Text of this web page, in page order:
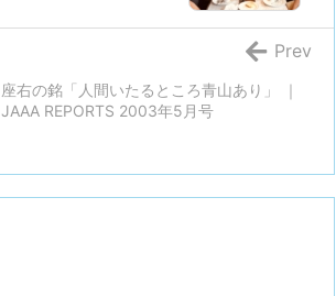
座右の銘「人間いたるところ青山あり」 ｜
JAAA REPORTS 2003年5月号
Prev